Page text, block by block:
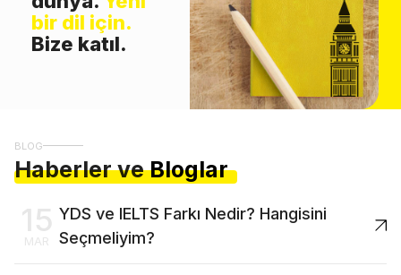
bir dil için.
Bize katıl.
BLOG
Haberler ve Bloglar
15
MAR
YDS ve IELTS Farkı Nedir? Hangisini
Seçmeliyim?